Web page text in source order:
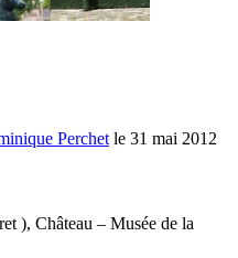
Perchet le 31 mai 2012
), Château – Musée de la